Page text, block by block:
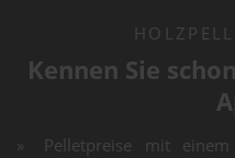
Kennen Sie
Pelletpreise mit